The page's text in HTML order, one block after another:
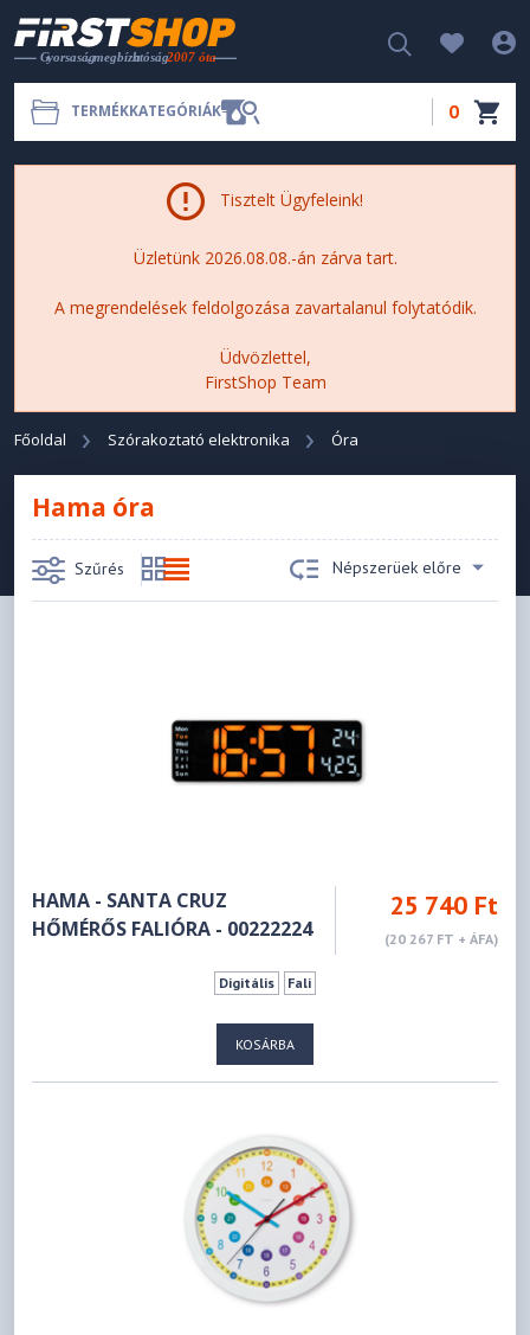
TERMÉKKATEGÓRIÁK 0
Tisztelt Ügyfeleink!
Üzletünk 2026.08.08.-án zárva tart.
A megrendelések feldolgozása zavartalanul folytatódik.
Üdvözlettel,
FirstShop Team
Főoldal Szórakoztató elektronika Óra
Hama óra
Szűrés Népszerüek előre
HAMA - SANTA CRUZ
HŐMÉRŐS FALIÓRA - 00222224
25 740 Ft
(20 267 FT + ÁFA)
Digitális Fali
KOSÁRBA